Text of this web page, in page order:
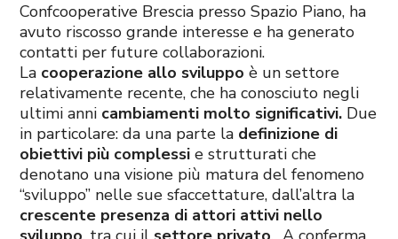
Confcooperative Brescia presso Spazio Piano, ha
avuto riscosso grande interesse e ha generato
contatti per future collaborazioni.
La cooperazione allo sviluppo è un settore
relativamente recente, che ha conosciuto negli
ultimi anni cambiamenti molto significativi. Due
in particolare: da una parte la definizione di
obiettivi più complessi e strutturati che
denotano una visione più matura del fenomeno
“sviluppo” nelle sue sfaccettature, dall’altra la
crescente presenza di attori attivi nello